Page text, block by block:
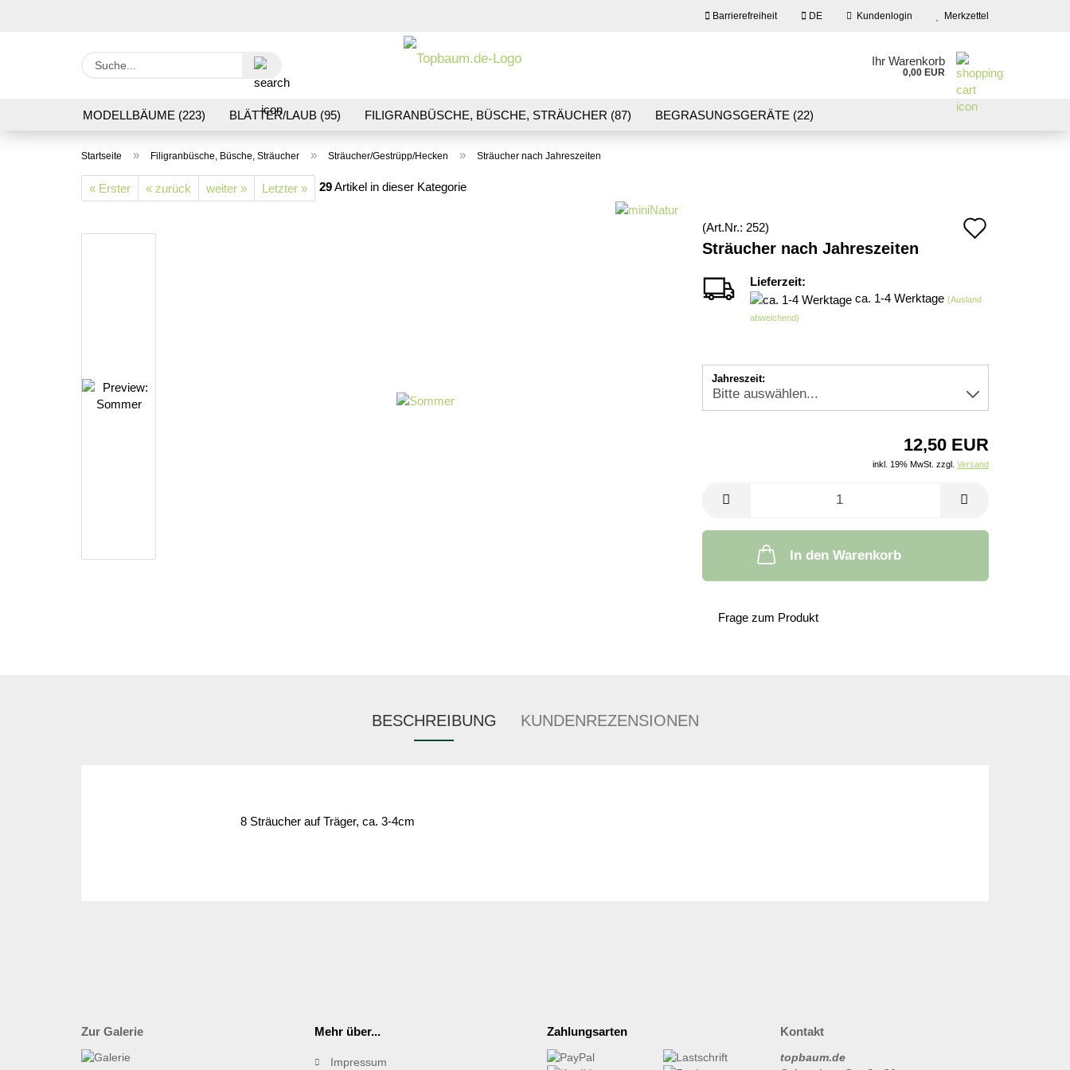
Barrierefreiheit DE Kundenlogin
Konto erstellen
Merkzettel
Ihr Warenkorb
0,00 EUR
MODELLBÄUME (223) BLÄTTER/LAUB (95) FILIGRANBÜSCHE, BÜSCHE, STRÄUCHER (87) BEGRASUNGSGERÄTE (22)
VERARBEITUNG/WERKZEUGE (16) SCHOTTER & GLEISBAU (36)
Startseite » Filigranbüsche, Büsche, Sträucher » Sträucher/Gestrüpp/Hecken » Sträucher nach Jahreszeiten
« Erster « zurück weiter » Letzter » 29Artikel in dieser Kategorie
(Art.Nr.: 252)
Sträucher nach Jahreszeiten
Lieferzeit:
ca. 1-4 Werktage (Ausland
abweichend)
Jahreszeit:
12,50 EUR
inkl. 19% MwSt. zzgl. Versand
In den Warenkorb
Frage zum Produkt
BESCHREIBUNG KUNDENREZENSIONEN
8 Sträucher auf Träger, ca. 3-4cm
Zur Galerie Mehr über...
Impressum
Zahlungsarten Kontakt
topbaum.de